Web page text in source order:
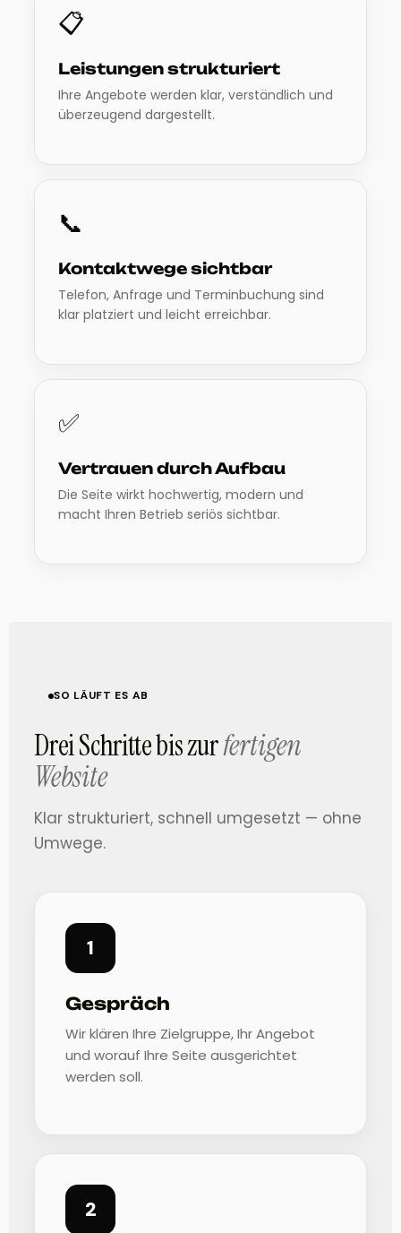
📋
Leistungen strukturiert
Ihre Angebote werden klar, verständlich und
überzeugend dargestellt.
📞
Kontaktwege sichtbar
Telefon, Anfrage und Terminbuchung sind
klar platziert und leicht erreichbar.
✅
Vertrauen durch Aufbau
Die Seite wirkt hochwertig, modern und
macht Ihren Betrieb seriös sichtbar.
SO LÄUFT ES AB
Drei Schritte bis zurfertigen
Website
Klar strukturiert, schnell umgesetzt — ohne
Umwege.
1
Gespräch
Wir klären Ihre Zielgruppe, Ihr Angebot
und worauf Ihre Seite ausgerichtet
werden soll.
2